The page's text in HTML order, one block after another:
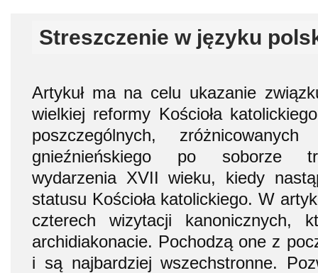
Streszczenie w języku
Artykuł ma na celu ukazanie
wielkiej reformy Kościoła
poszczególnych,
gnieźnieńskiego po soborze
wydarzenia XVII wieku, kiedy
statusu Kościoła katolickiego. W
czterech wizytacji kanonicznych,
archidiakonacie. Pochodzą one z
i są najbardziej wszechstronne.